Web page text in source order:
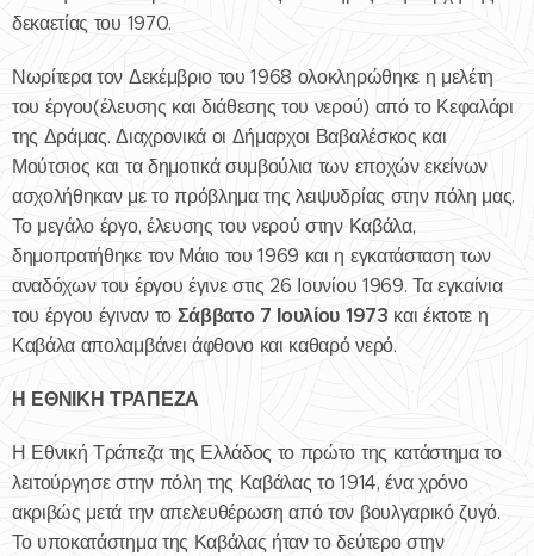
δεκαετίας του 1970.
Νωρίτερα τον Δεκέμβριο του 1968 ολοκληρώθηκε η μελέτη
του έργου(έλευσης και διάθεσης του νερού) από το Κεφαλάρι
της Δράμας. Διαχρονικά οι Δήμαρχοι Βαβαλέσκος και
Μούτσιος και τα δημοτικά συμβούλια των εποχών εκείνων
ασχολήθηκαν με το πρόβλημα της λειψυδρίας στην πόλη μας.
Το μεγάλο έργο, έλευσης του νερού στην Καβάλα,
δημοπρατήθηκε τον Μάιο του 1969 και η εγκατάσταση των
αναδόχων του έργου έγινε στις 26 Ιουνίου 1969. Τα εγκαίνια
του έργου έγιναν το Σάββατο 7 Ιουλίου 1973 και έκτοτε η
Καβάλα απολαμβάνει άφθονο και καθαρό νερό.
Η ΕΘΝΙΚΗ ΤΡΑΠΕΖΑ
Η Εθνική Τράπεζα της Ελλάδος το πρώτο της κατάστημα το
λειτούργησε στην πόλη της Καβάλας το 1914, ένα χρόνο
ακριβώς μετά την απελευθέρωση από τον βουλγαρικό ζυγό.
Το υποκατάστημα της Καβάλας ήταν το δεύτερο στην